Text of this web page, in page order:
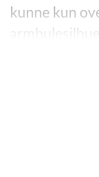
kunne kun